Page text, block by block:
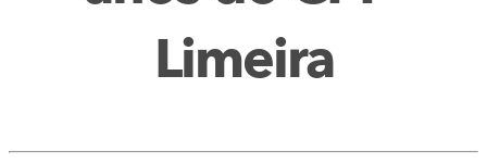
Limeira